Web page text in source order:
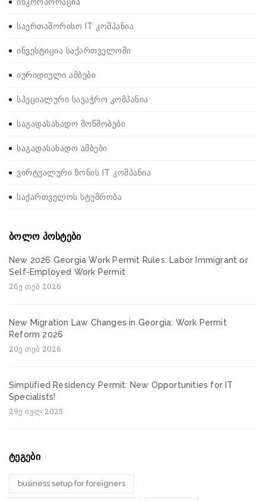
ინკორპორაცია
საერთაშორისო IT კომპანია
ინვესტიცია საქართველოში
იურიდიული ამბები
სპეციალური სავაჭრო კომპანია
საგადასახადო მოწმობები
საგადასახადო ამბები
ვირტუალური ზონის IT კომპანია
საქართველოს სტუმრობა
ბოლო პოსტები
New 2026 Georgia Work Permit Rules: Labor Immigrant or
Self-Employed Work Permit
26ე თებ 2026
New Migration Law Changes in Georgia: Work Permit
Reform 2026
20ე თებ 2026
Simplified Residency Permit: New Opportunities for IT
Specialists!
29ე ივლ 2025
ტეგები
business setup for foreigners